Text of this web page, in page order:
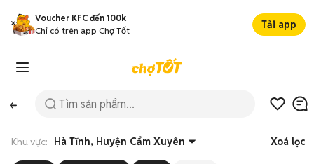
Voucher KFC đến 100k
Chỉ có trên app Chợ Tốt
Tải app
Khu vực: Hà Tĩnh, Huyện Cẩm Xuyên Xoá lọc